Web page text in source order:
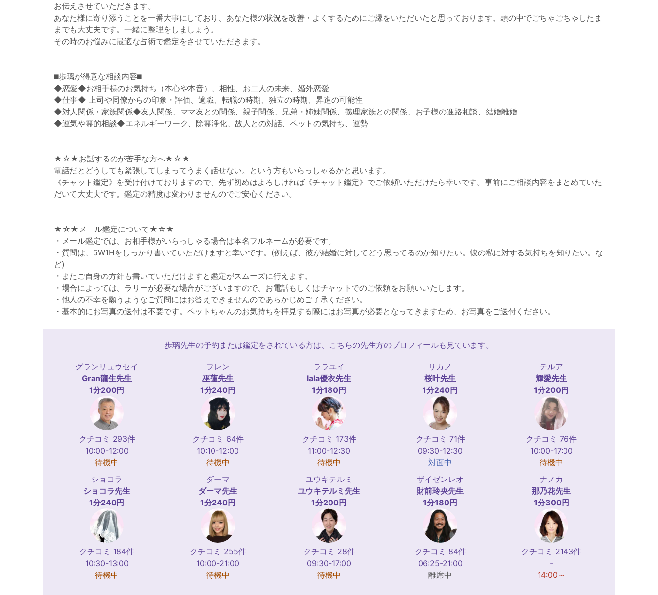
お伝えさせていただきます。
あなた様に寄り添うことを一番大事にしており、あなた様の状況を改善・よくするためにご縁をいただいたと思っております。頭の中でごちゃごちゃしたま
までも大丈夫です。一緒に整理をしましょう。
その時のお悩みに最適な占術で鑑定をさせていただきます。
⬛︎歩璃が得意な相談内容⬛︎
◆恋愛◆お相手様のお気持ち（本心や本音）、相性、お二人の未来、婚外恋愛
◆仕事◆ 上司や同僚からの印象・評価、適職、転職の時期、独立の時期、昇進の可能性
◆対人関係・家族関係◆友人関係、ママ友との関係、親子関係、兄弟・姉妹関係、義理家族との関係、お子様の進路相談、結婚離婚
◆運気や霊的相談◆エネルギーワーク、除霊浄化、故人との対話、ペットの気持ち、運勢
★☆★お話するのが苦手な方へ★☆★
電話だとどうしても緊張してしまってうまく話せない。という方もいらっしゃるかと思います。
《チャット鑑定》を受け付けておりますので、先ず初めはよろしければ《チャット鑑定》でご依頼いただけたら幸いです。事前にご相談内容をまとめていた
だいて大丈夫です。鑑定の精度は変わりませんのでご安心ください。
★☆★メール鑑定について★☆★
・メール鑑定では、お相手様がいらっしゃる場合は本名フルネームが必要です。
・質問は、5W1Hをしっかり書いていただけますと幸いです。(例えば、彼が結婚に対してどう思ってるのか知りたい。彼の私に対する気持ちを知りたい。な
ど)
・またご自身の方針も書いていただけますと鑑定がスムーズに行えます。
・場合によっては、ラリーが必要な場合がございますので、お電話もしくはチャットでのご依頼をお願いいたします。
・他人の不幸を願うようなご質問にはお答えできませんのであらかじめご了承ください。
・基本的にお写真の送付は不要です。ペットちゃんのお気持ちを拝見する際にはお写真が必要となってきますため、お写真をご送付ください。
歩璃先生の予約または鑑定をされている方は、こちらの先生方のプロフィールも見ています。
グランリュウセイ
Gran龍生先生
1分200円
クチコミ 293件
10:00-12:00
待機中
フレン
巫蓮先生
1分240円
クチコミ 64件
10:10-12:00
待機中
ララユイ
lala優衣先生
1分180円
クチコミ 173件
11:00-12:30
待機中
サカノ
桜叶先生
1分240円
クチコミ 71件
09:30-12:30
対面中
テルア
輝愛先生
1分200円
クチコミ 76件
10:00-17:00
待機中
ショコラ
ショコラ先生
1分240円
クチコミ 184件
10:30-13:00
待機中
ダーマ
ダーマ先生
1分240円
クチコミ 255件
10:00-21:00
待機中
ユウキテルミ
ユウキテルミ 先生
1分200円
クチコミ 28件
09:30-17:00
待機中
ザイゼンレオ
財前玲央先生
1分180円
クチコミ 84件
06:25-21:00
離席中
ナノカ
那乃花先生
1分300円
クチコミ 2143件
-
14:00～